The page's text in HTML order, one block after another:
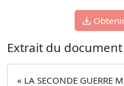
Extrait du document
« LA SECONDE GUERRE